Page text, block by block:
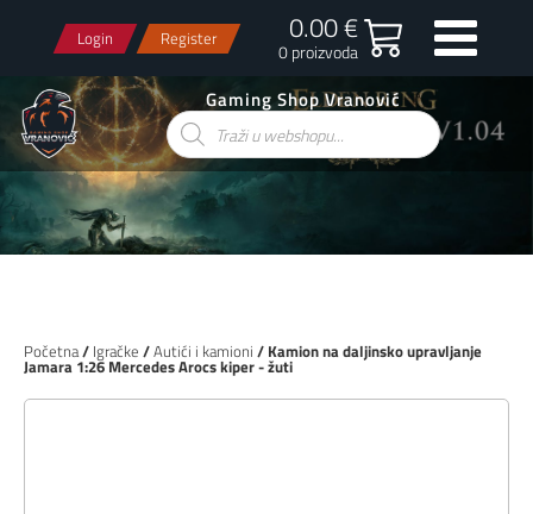
Login Register 0.00 €
0 proizvoda
Gaming Shop Vranović
Products
search
Početna/ Igračke /Autići i kamioni / Kamion na daljinsko upravljanje
Jamara 1:26 Mercedes Arocs kiper - žuti